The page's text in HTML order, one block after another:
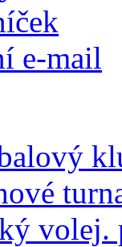
e-mail
volej.